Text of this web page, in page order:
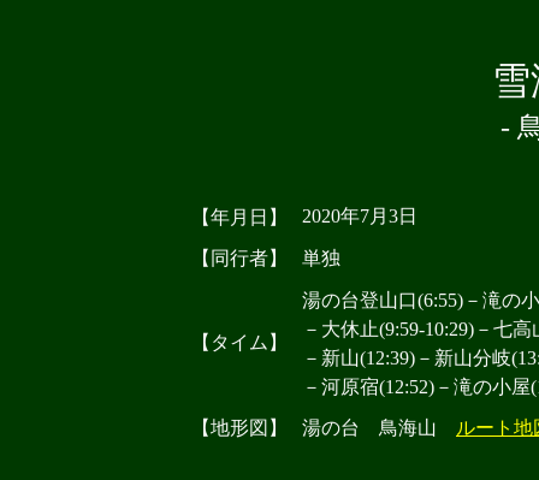
-
【年月日】 2020年7月3日
【同行者】 単独
【タイム】
湯の台登山口(6:55)－滝の
－大休止(9:59-10:29)－七
－新山(12:39)－新山分岐
－河原宿(12:52)－滝の小
【地形図】
湯の台 鳥海山 ルート地